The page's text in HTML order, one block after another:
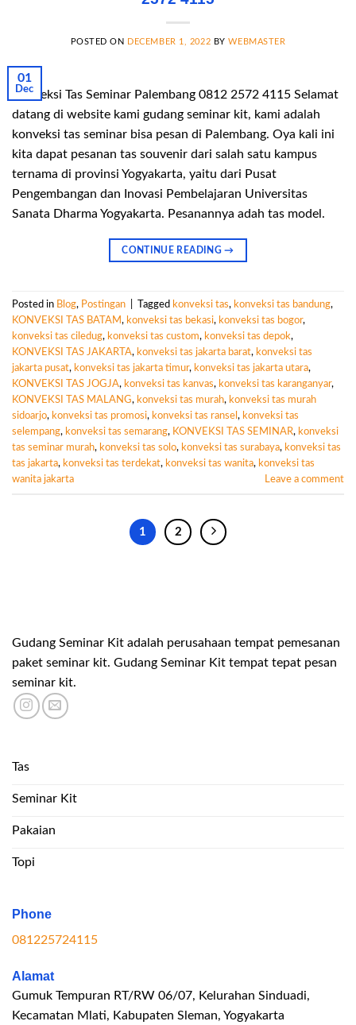
POSTED ON DECEMBER 1, 2022 BYWEBMASTER
01
Dec
Konveksi Tas Seminar Palembang 0812 2572 4115 Selamat
datang di website kami gudang seminar kit, kami adalah
konveksi tas seminar bisa pesan di Palembang. Oya kali ini
kita dapat pesanan tas souvenir dari salah satu kampus
ternama di provinsi Yogyakarta, yaitu dari Pusat
Pengembangan dan Inovasi Pembelajaran Universitas
Sanata Dharma Yogyakarta. Pesanannya adah tas model.
CONTINUE READING→
Posted in Blog, Postingan Tagged konveksi tas, konveksi tas bandung,
KONVEKSI TAS BATAM, konveksi tas bekasi, konveksi tas bogor,
konveksi tas ciledug, konveksi tas custom, konveksi tas depok,
KONVEKSI TAS JAKARTA, konveksi tas jakarta barat, konveksi tas
jakarta pusat, konveksi tas jakarta timur, konveksi tas jakarta utara,
KONVEKSI TAS JOGJA, konveksi tas kanvas, konveksi tas karanganyar,
KONVEKSI TAS MALANG, konveksi tas murah, konveksi tas murah
sidoarjo, konveksi tas promosi, konveksi tas ransel , konveksi tas
selempang, konveksi tas semarang, KONVEKSI TAS SEMINAR, konveksi
tas seminar murah, konveksi tas solo, konveksi tas surabaya, konveksi tas
tas jakarta, konveksi tas terdekat, konveksi tas wanita, konveksi tas
wanita jakarta
Leave a comment
1 2
Gudang Seminar Kit adalah perusahaan tempat pemesanan
paket seminar kit. Gudang Seminar Kit tempat tepat pesan
seminar kit.
Tas
Seminar Kit
Pakaian
Topi
Phone
081225724115
Alamat
Gumuk Tempuran RT/RW 06/07, Kelurahan Sinduadi,
Kecamatan Mlati, Kabupaten Sleman, Yogyakarta